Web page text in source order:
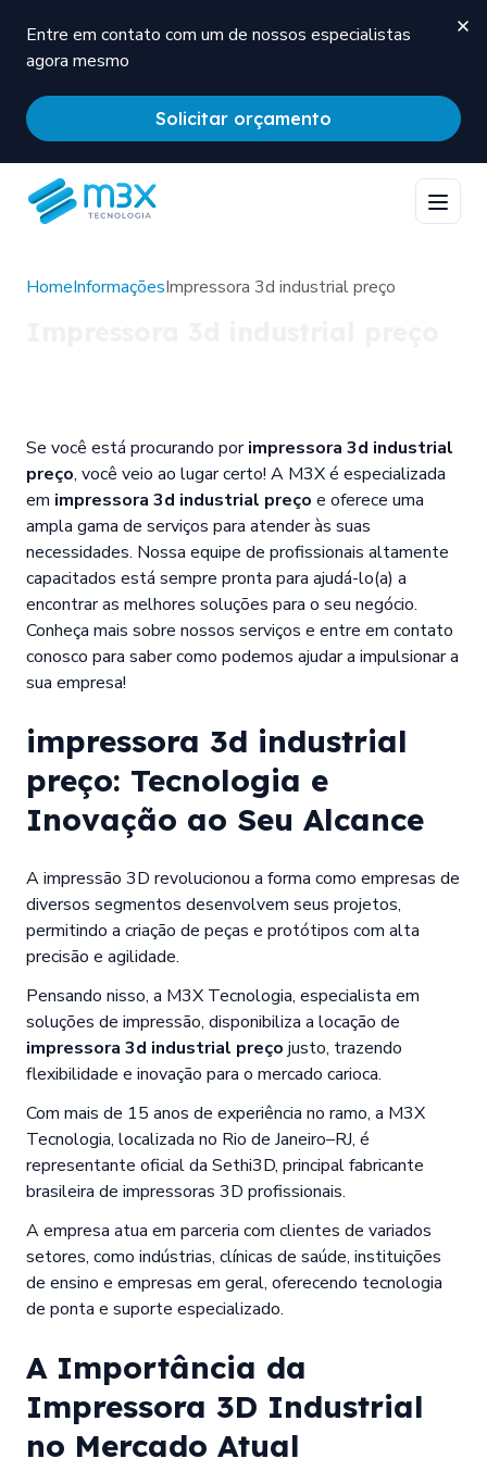
Entre em contato com um de nossos especialistas
agora mesmo
Solicitar orçamento
HomeInformaçõesImpressora 3d industrial preço
Se você está procurando porimpressora 3d industrial
preço, você veio ao lugar certo! A M3X é especializada
em impressora 3d industrial preço e oferece uma
ampla gama de serviços para atender às suas
necessidades. Nossa equipe de profissionais altamente
capacitados está sempre pronta para ajudá-lo(a) a
encontrar as melhores soluções para o seu negócio.
Conheça mais sobre nossos serviços e entre em contato
conosco para saber como podemos ajudar a impulsionar a
sua empresa!
impressora 3d industrial
preço: Tecnologia e
Inovação ao Seu Alcance
A impressão 3D revolucionou a forma como empresas de
diversos segmentos desenvolvem seus projetos,
permitindo a criação de peças e protótipos com alta
precisão e agilidade.
Pensando nisso, a M3X Tecnologia, especialista em
soluções de impressão, disponibiliza a locação de
impressora 3d industrial preço justo, trazendo
flexibilidade e inovação para o mercado carioca.
Com mais de 15 anos de experiência no ramo, a M3X
Tecnologia, localizada no Rio de Janeiro–RJ, é
representante oficial da Sethi3D, principal fabricante
brasileira de impressoras 3D profissionais.
A empresa atua em parceria com clientes de variados
setores, como indústrias, clínicas de saúde, instituições
de ensino e empresas em geral, oferecendo tecnologia
de ponta e suporte especializado.
A Importância da
Impressora 3D Industrial
no Mercado Atual